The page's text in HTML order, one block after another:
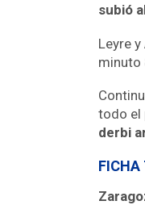
subió
Leyre
minuto
todo el
derbi
FICHA